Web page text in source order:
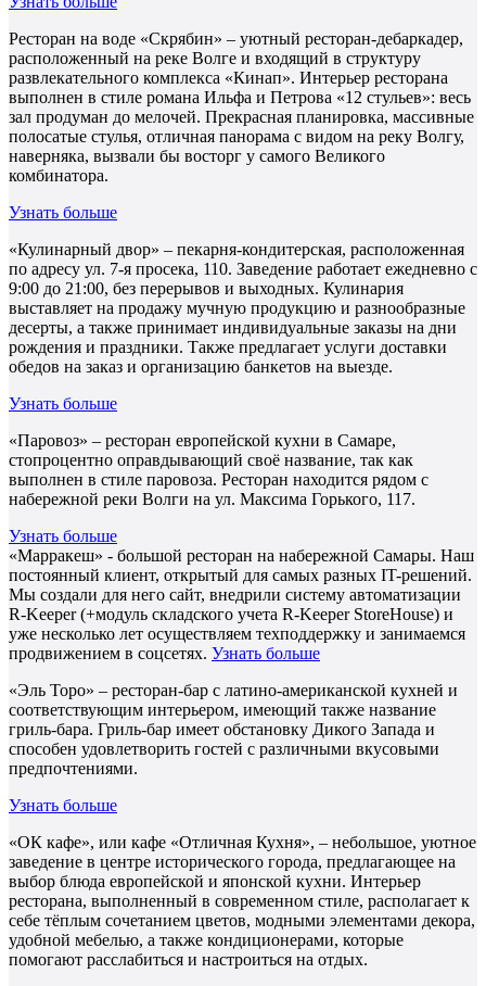
Ресторан на воде «Скрябин» – уютный ресторан-дебаркадер,
расположенный на реке Волге и входящий в структуру
развлекательного комплекса «Кинап». Интерьер ресторана
выполнен в стиле романа Ильфа и Петрова «12 стульев»: весь
зал продуман до мелочей. Прекрасная планировка, массивные
полосатые стулья, отличная панорама с видом на реку Волгу,
наверняка, вызвали бы восторг у самого Великого
комбинатора.
Узнать больше
«Кулинарный двор» – пекарня-кондитерская, расположенная
по адресу ул. 7-я просека, 110. Заведение работает ежедневно с
9:00 до 21:00, без перерывов и выходных. Кулинария
выставляет на продажу мучную продукцию и разнообразные
десерты, а также принимает индивидуальные заказы на дни
рождения и праздники. Также предлагает услуги доставки
обедов на заказ и организацию банкетов на выезде.
Узнать больше
«Паровоз» – ресторан европейской кухни в Самаре,
стопроцентно оправдывающий своё название, так как
выполнен в стиле паровоза. Ресторан находится рядом с
набережной реки Волги на ул. Максима Горького, 117.
Узнать больше
«Марракеш» - большой ресторан на набережной Самары. Наш
постоянный клиент, открытый для самых разных IT-решений.
Мы создали для него сайт, внедрили систему автоматизации
R-Keeper (+модуль складского учета R-Keeper StoreHouse) и
уже несколько лет осуществляем техподдержку и занимаемся
продвижением в соцсетях. Узнать больше
«Эль Торо» – ресторан-бар с латино-американской кухней и
соответствующим интерьером, имеющий также название
гриль-бара. Гриль-бар имеет обстановку Дикого Запада и
способен удовлетворить гостей с различными вкусовыми
предпочтениями.
Узнать больше
«ОК кафе», или кафе «Отличная Кухня», – небольшое, уютное
заведение в центре исторического города, предлагающее на
выбор блюда европейской и японской кухни. Интерьер
ресторана, выполненный в современном стиле, располагает к
себе тёплым сочетанием цветов, модными элементами декора,
удобной мебелью, а также кондиционерами, которые
помогают расслабиться и настроиться на отдых.